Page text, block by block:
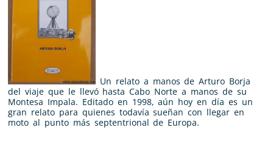
Un relato a manos de Arturo Borja
del viaje que le llevó hasta Cabo Norte a manos de su
Montesa Impala. Editado en 1998, aún hoy en día es un
gran relato para quienes todavía sueñan con llegar en
moto al punto más septentrional de Europa.